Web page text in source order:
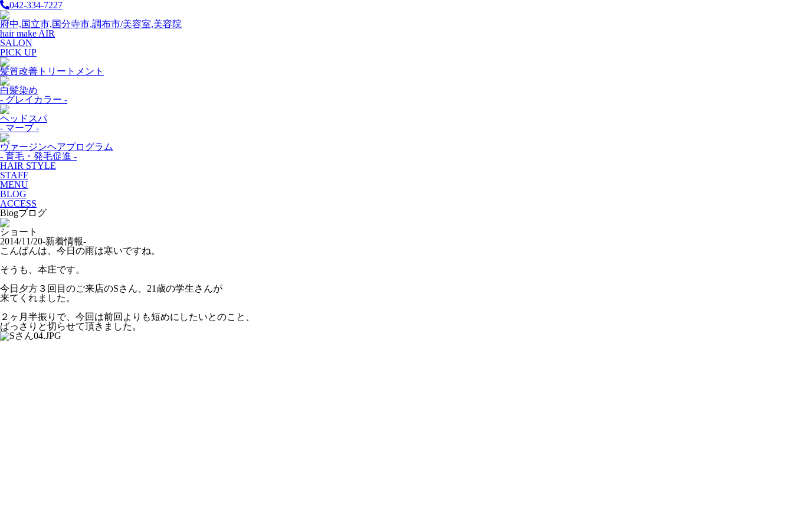
042-334-7227
府中,国立市,国分寺市,調布市/美容室,美容院
hair make AIR
SALON
PICK UP
髪質改善トリートメント
白髪染め
- グレイカラー -
ヘッドスパ
- マーブ -
ヴァージンヘアプログラム
- 育毛・発毛促進 -
HAIR STYLE
STAFF
MENU
BLOG
ACCESS
Blogブログ
ショート
2014/11/20-新着情報-
こんばんは、今日の雨は寒いですね。
そうも、本庄です。
今日夕方３回目のご来店のSさん、21歳の学生さんが
来てくれました。
２ヶ月半振りで、今回は前回よりも短めにしたいとのこと、
ばっさりと切らせて頂きました。